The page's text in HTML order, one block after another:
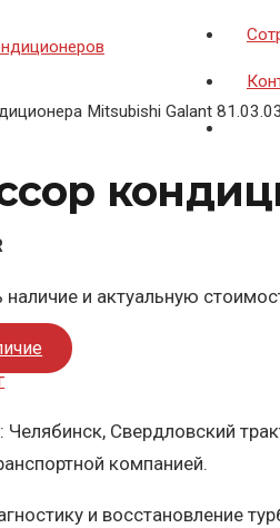
Mitsubishi Galant
и актуальную
: Челябинск, Свердловский
компанией.
и восстановление